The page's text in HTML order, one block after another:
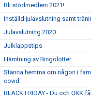
Bli stödmedlem 2021!
Inställd julavslutning samt
Julavslutning 2020
Julklappstips
Hämtning av Bingolotter.
Stanna hemma om någon i
covid.
BLACK FRIDAY - Du och ÖKK